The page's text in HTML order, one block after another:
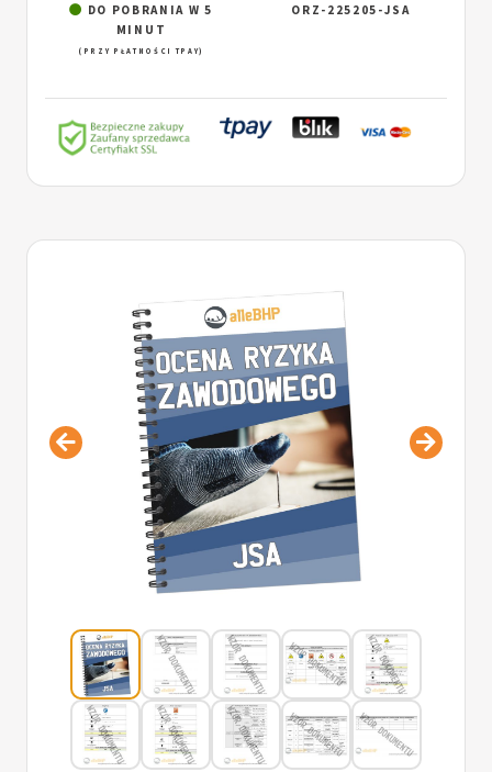
DO POBRANIA W 5
MINUT
(PRZY PŁATNOŚCI TPAY)
ORZ-225205-JSA